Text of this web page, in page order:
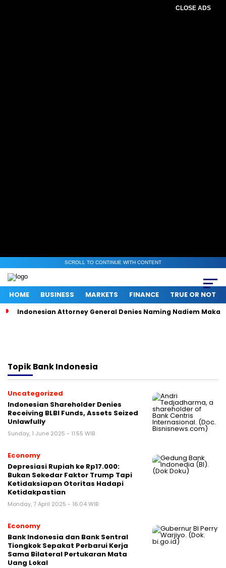
CLOSE ADS
SCROLL TO CONTINUE WITH CONTENT
HOME BUSINESS MARKETS FINANCE TRUE OR NOT
Indonesian Attorney General Denies Naming Nadiem
TopikBank Indonesia
Uncategorized
Indonesian Shareholder Denies
Receiving BLBI Funds, Assets Seized
Unlawfully
Sunday, 1 June 2025 - 11:55 WIB
Economy
Depresiasi Rupiah ke Rp17.000:
Bukan Sekedar Faktor Trump Tapi
Ketidaksiapan Otoritas Hadapi
Ketidakpastian
Monday, 7 April 2025 - 16:04 WIB
Economy
Bank Indonesia dan Bank Sentral
Tiongkok Sepakat Perbarui Kerja
Sama Bilateral Pertukaran Mata
Uang Lokal